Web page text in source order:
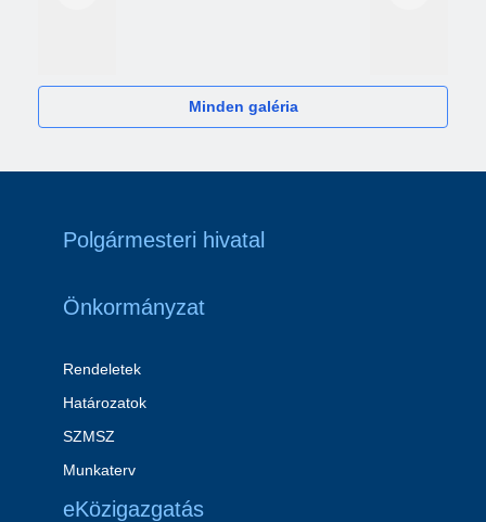
Minden galéria
Polgármesteri hivatal
Önkormányzat
Rendeletek
Határozatok
SZMSZ
Munkaterv
eKözigazgatás